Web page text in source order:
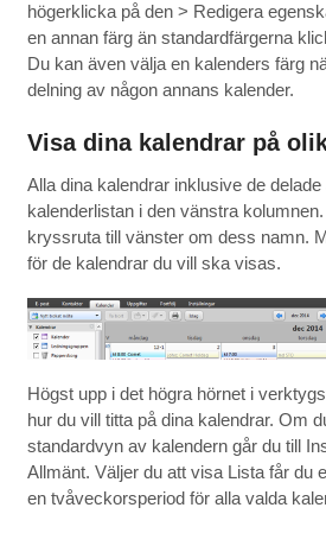
högerklicka på den > Redigera
en annan färg än standardfärgerna
Du kan även välja en kalenders färg
delning av någon annans kalender.
Visa dina kalendrar på
Alla dina kalendrar inklusive de
kalenderlistan i den vänstra
kryssruta till vänster om dess namn.
för de kalendrar du vill ska visas.
Högst upp i det högra hörnet i
hur du vill titta på dina kalendrar. Om
standardvyn av kalendern går du till
Allmänt. Väljer du att visa Lista får du
en tvåveckorsperiod för alla valda